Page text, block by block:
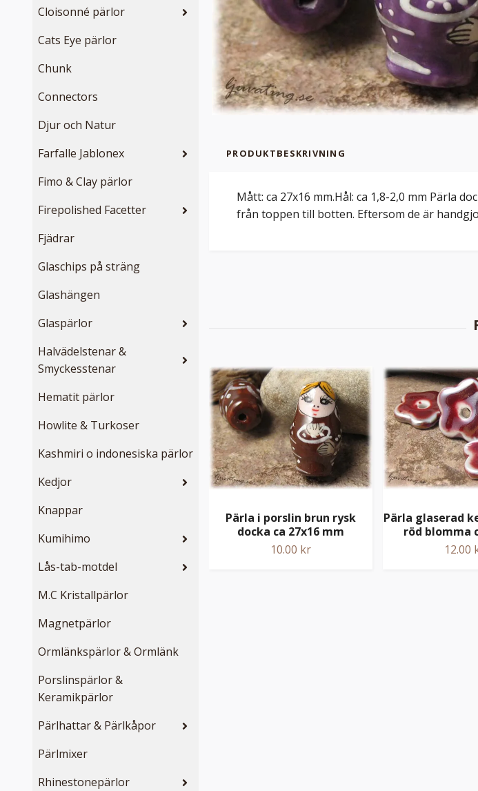
Cloisonné pärlor
Cats Eye pärlor
Chunk
Connectors
Djur och Natur
Farfalle Jablonex
Fimo & Clay pärlor
Firepolished Facetter
Fjädrar
Glaschips på sträng
Glashängen
Glaspärlor
Halvädelstenar &
Smyckesstenar
Hematit pärlor
Howlite & Turkoser
Kashmiri o indonesiska pärlor
Kedjor
Knappar
Kumihimo
Lås-tab-motdel
M.C Kristallpärlor
Magnetpärlor
Ormlänkspärlor & Ormlänk
Porslinspärlor &
Keramikpärlor
Pärlhattar & Pärlkåpor
Pärlmixer
Rhinestonepärlor
PRODUKTBESKRIVNING
Mått: ca 27x16 mm.Hål: ca 1,8-2,0 mm Pärla
från toppen till botten. Eftersom de är
Pärla i porslin brun rysk
docka ca 27x16 mm
10.00 kr
Pärla glaserad
röd blomma
12.00